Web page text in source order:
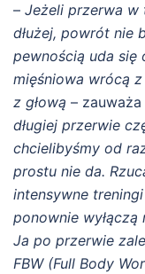
– Jeżeli przerwa w
dłużej, powrót nie
pewnością uda się
mięśniowa wrócą
z głową –
długiej przerwie
chcielibyśmy od
prostu nie da.
intensywne
ponownie
Ja po przerwie
FBW (Full Body